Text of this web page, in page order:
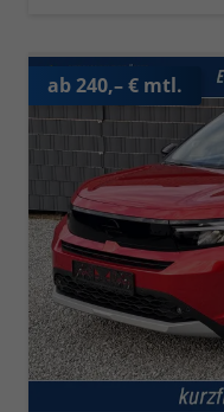
ab 240,– € mtl.